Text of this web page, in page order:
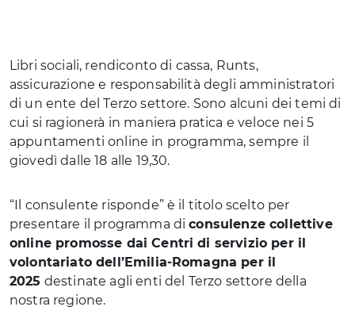
Libri sociali, rendiconto di cassa, Runts,
assicurazione e responsabilità degli amministratori
di un ente del Terzo settore. Sono alcuni dei temi di
cui si ragionerà in maniera pratica e veloce nei 5
appuntamenti online in programma, sempre il
giovedì dalle 18 alle 19,30.
“Il consulente risponde” è il titolo scelto per
presentare il programma diconsulenze collettive
online promosse dai Centri di servizio per il
volontariato dell’Emilia-Romagna per il
2025 destinate agli enti del Terzo settore della
nostra regione.